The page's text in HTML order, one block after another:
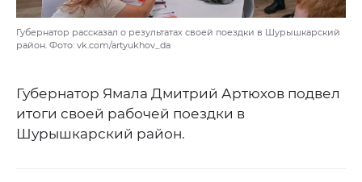
Губернатор рассказал о результатах своей поездки в Шурышкарский
район. Фото: vk.com/artyukhov_da
Губернатор Ямала Дмитрий Артюхов подвел
итоги своей рабочей поездки в
Шурышкарский район.